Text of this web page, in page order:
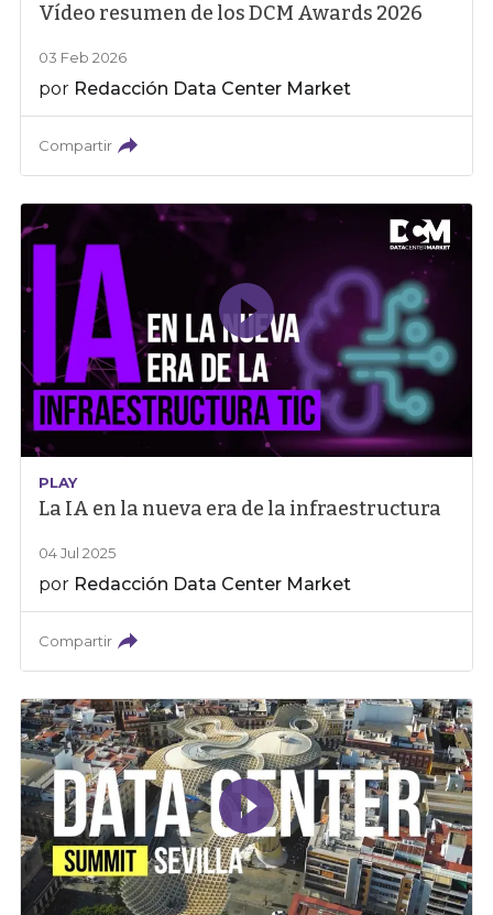
Vídeo resumen de los DCM Awards 2026
03 Feb 2026
por Redacción Data Center Market
Compartir
PLAY
La IA en la nueva era de la infraestructura
04 Jul 2025
por Redacción Data Center Market
Compartir